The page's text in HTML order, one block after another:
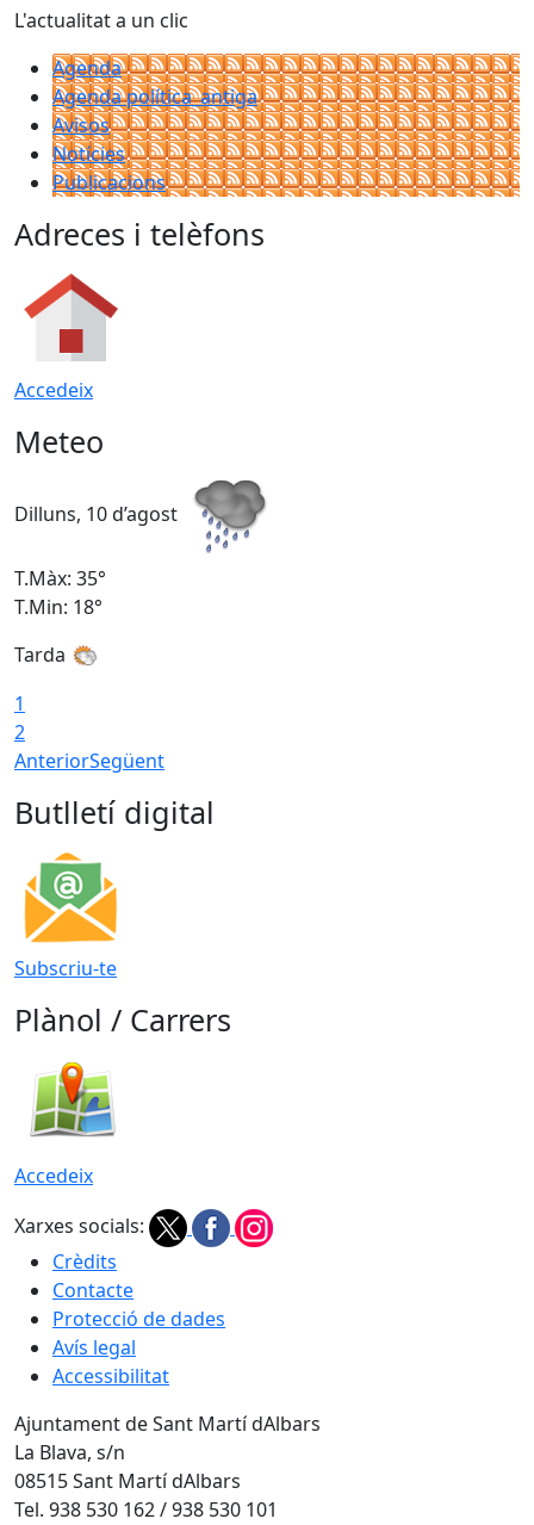
L'actualitat a un clic
Agenda
Agenda política_antiga
Avisos
Notícies
Publicacions
Adreces i telèfons
Accedeix
Meteo
Dilluns, 10 d’agost
T.Màx: 35°
T.Min: 18°
Tarda
1
2
AnteriorSegüent
Butlletí digital
Subscriu-te
Plànol / Carrers
Accedeix
Xarxes socials:
Crèdits
Contacte
Protecció de dades
Avís legal
Accessibilitat
Ajuntament de Sant Martí dAlbars
La Blava, s/n
08515 Sant Martí dAlbars
Tel. 938 530 162 / 938 530 101